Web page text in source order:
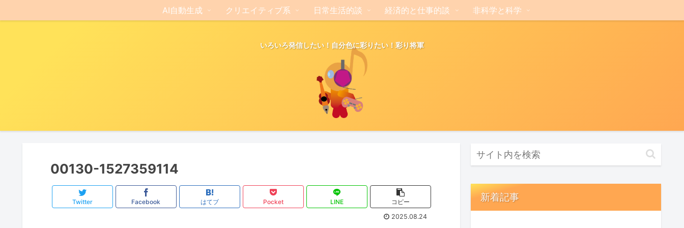
いろいろ発信したい！自分色に彩りたい！彩り将軍
AI自動生成 クリエイティブ系 日常生活的談 経済的と仕事的談 非科学と科学
00130-1527359114
Twitter Facebook はてブ Pocket LINE
コピー
2025.08.24
新着記事